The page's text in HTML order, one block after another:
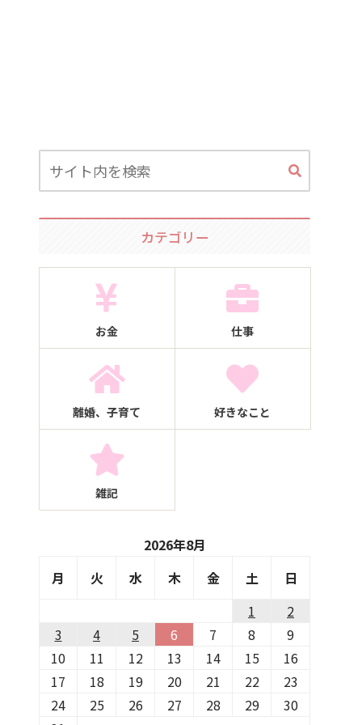
カテゴリー
お金 仕事
離婚、子育て 好きなこと
雑記
2026年8月
月
火 水 木 金 土
日
1
2
3
4 5 6 7 8
9
10
11 12 13 14 15
16
17
18 19 20 21 22
23
24
25 26 27 28 29
30